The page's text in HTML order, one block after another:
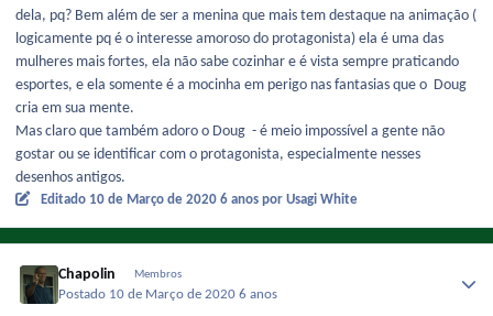
dela, pq? Bem além de ser a menina que mais tem destaque na animação (
logicamente pq é o interesse amoroso do protagonista) ela é uma das
mulheres mais fortes, ela não sabe cozinhar e é vista sempre praticando
esportes, e ela somente é a mocinha em perigo nas fantasias que o Doug
cria em sua mente.
Mas claro que também adoro o Doug - é meio impossível a gente não
gostar ou se identificar com o protagonista, especialmente nesses
desenhos antigos.
Editado 10 de Março de 2020 6 anos por Usagi White
Chapolin Membros
Postado 10 de Março de 20206 anos